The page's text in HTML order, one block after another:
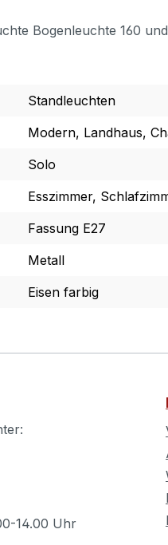
Bogenleuchte 160
Standleuchten
Modern, Landhaus,
Solo
Esszimmer,
Fassung E27
Metall
Eisen farbig
14.00 Uhr